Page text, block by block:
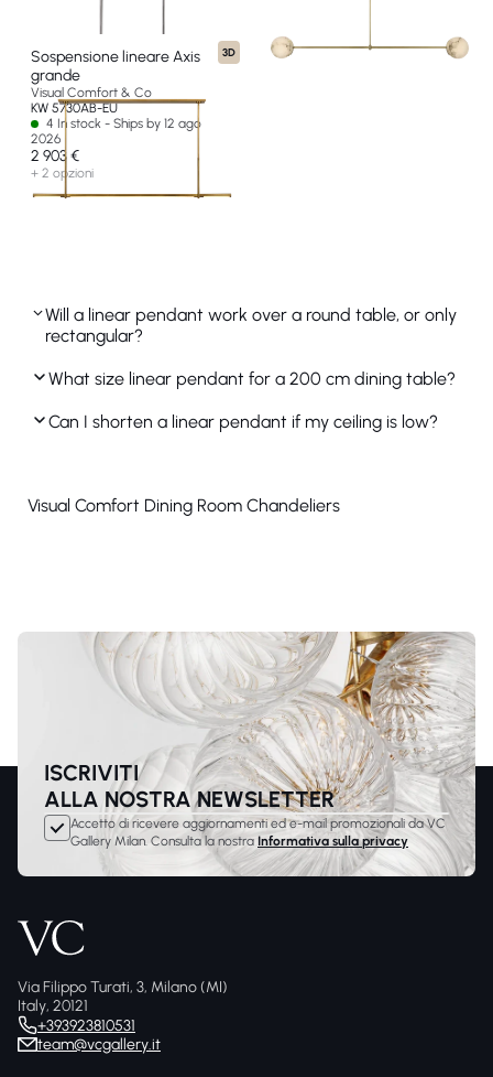
3D
Sospensione lineare Axis
grande
Visual Comfort & Co
KW 5730AB-EU
4 In stock - Ships by 12 ago
2026
2 903 €
+ 2 opzioni
Will a linear pendant work over a round table, or only
rectangular?
What size linear pendant for a 200 cm dining table?
Can I shorten a linear pendant if my ceiling is low?
Visual Comfort Dining Room Chandeliers
ISCRIVITI
ALLA NOSTRA NEWSLETTER
Accetto di ricevere aggiornamenti ed e-mail promozionali da VC
Gallery Milan. Consulta la nostra Informativa sulla privacy
Via Filippo Turati, 3, Milano (MI)
Italy, 20121
+393923810531
team@vcgallery.it